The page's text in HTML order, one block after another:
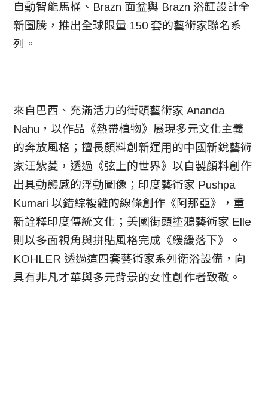
自動智能馬桶、Brazn 面盆與 Brazn 浴缸設計全
新圖騰，推出全球限量 150 套的藝術家聯名系
列。
來自巴西、充滿活力的街頭藝術家 Ananda
Nahu，以作品《熱帶植物》展現多元文化主義
的奔放風格；擅長顏料創新運用的中國新銳藝術
家汪紫菱，透過《弦上的世界》以自製顏料創作
出具動態感的浮動圖像；印度藝術家 Pushpa
Kumari 以錯綜複雜的線條創作《阿那亞》，重
新詮釋印度傳統文化；美國街頭塗鴉藝術家 Elle
則以多面視角與拼貼風格完成《緩緩落下》。
KOHLER 透過這四套藝術家系列衛浴設備，向
具有非凡才華與多元背景的女性創作者致敬。